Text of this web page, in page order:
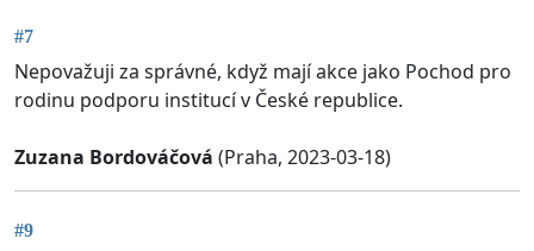
#7
Nepovažuji za správné, když mají akce jako Pochod pro
rodinu podporu institucí v České republice.
Zuzana Bordováčová (Praha, 2023-03-18)
#9